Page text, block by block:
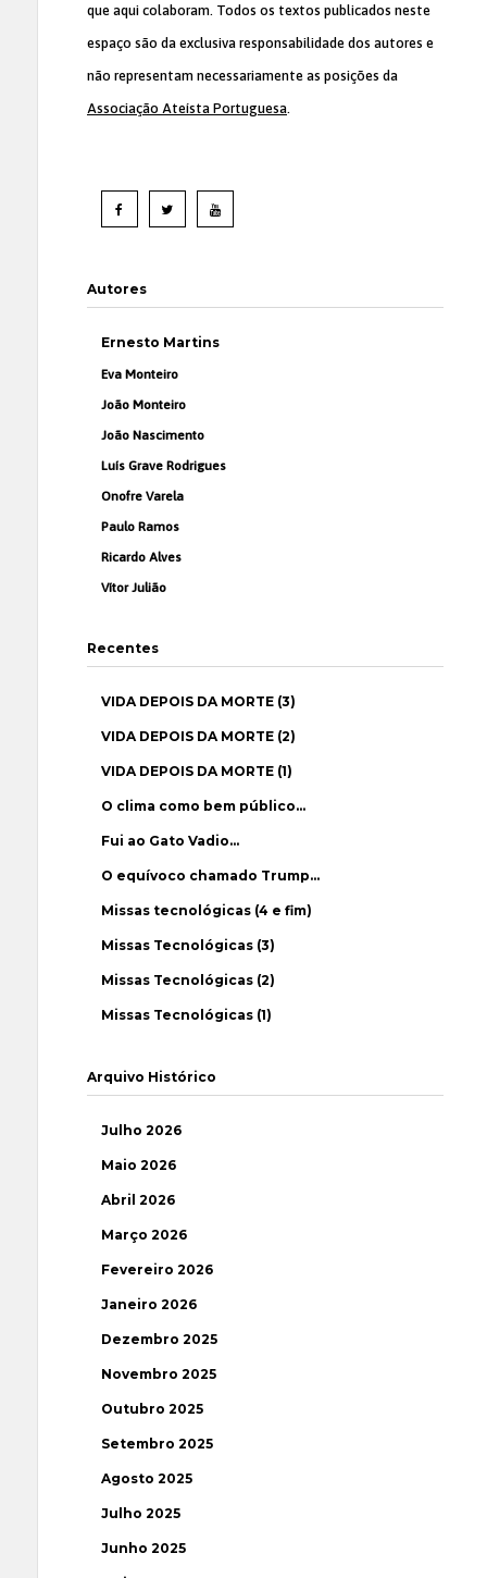
que aqui colaboram. Todos os textos publicados neste
espaço são da exclusiva responsabilidade dos autores e
não representam necessariamente as posições da
Associação Ateísta Portuguesa.
Autores
Ernesto Martins
Eva Monteiro
João Monteiro
João Nascimento
Luís Grave Rodrigues
Onofre Varela
Paulo Ramos
Ricardo Alves
Vítor Julião
Recentes
VIDA DEPOIS DA MORTE (3)
VIDA DEPOIS DA MORTE (2)
VIDA DEPOIS DA MORTE (1)
O clima como bem público…
Fui ao Gato Vadio…
O equívoco chamado Trump…
Missas tecnológicas (4 e fim)
Missas Tecnológicas (3)
Missas Tecnológicas (2)
Missas Tecnológicas (1)
Arquivo Histórico
Julho 2026
Maio 2026
Abril 2026
Março 2026
Fevereiro 2026
Janeiro 2026
Dezembro 2025
Novembro 2025
Outubro 2025
Setembro 2025
Agosto 2025
Julho 2025
Junho 2025